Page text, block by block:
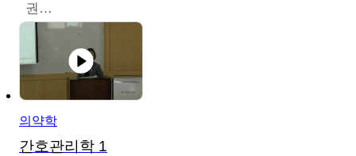
권보인
의약학
간호관리학 1